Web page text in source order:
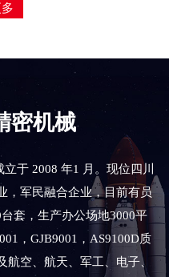
密机械
于 2008 年1 月。现位四川
，军民融合企业，目前有员
套，生产办公场地3000平
，GJB9001，AS9100D质
空、航天、军工、电子、